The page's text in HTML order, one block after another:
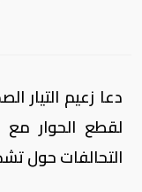
دعا زعيم التيار
لقطع الحوار مع
التحالفات حول